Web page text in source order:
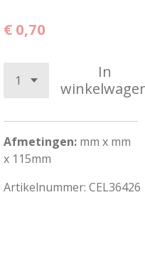
€ 0,70
In
Afmetingen: mm x mm
x 115mm
Artikelnummer: CEL36426